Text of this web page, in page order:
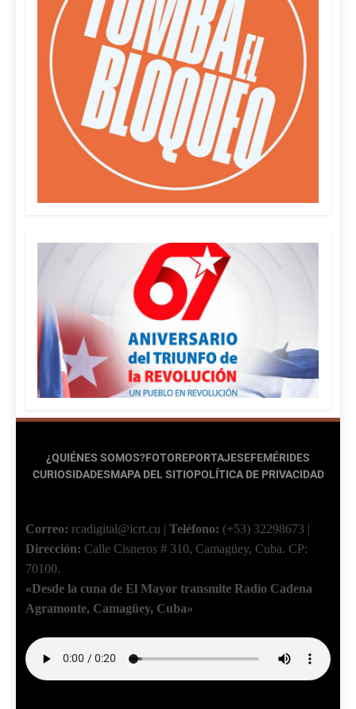
¿QUIÉNES SOMOS?FOTOREPORTAJESEFEMÉRIDES
CURIOSIDADESMAPA DEL SITIOPOLÍTICA DE PRIVACIDAD
Correo: rcadigital@icrt.cu | Teléfono: (+53) 32298673 |
Dirección: Calle Cisneros # 310, Camagüey, Cuba. CP:
70100.
«Desde la cuna de El Mayor transmite Radio Cadena
Agramonte, Camagüey, Cuba»